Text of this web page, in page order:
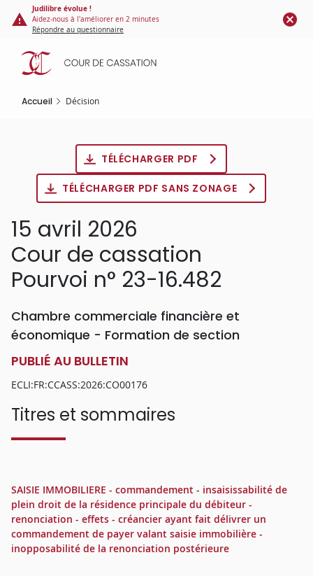
Panneau de gestion des cookies
contenu
principal
Judilibre évolue !
Aidez-nous à l'améliorer en 2 minutes
Répondre au questionnaire
Accueil Décision
TÉLÉCHARGER PDF
TÉLÉCHARGER PDF SANS ZONAGE
15 avril 2026
Cour de cassation
Pourvoi n° 23-16.482
Chambre commerciale financière et
économique - Formation de section
PUBLIÉ AU BULLETIN
ECLI:FR:CCASS:2026:CO00176
Titres et sommaires
SAISIE IMMOBILIERE - commandement - insaisissabilité de
plein droit de la résidence principale du débiteur -
renonciation - effets - créancier ayant fait délivrer un
commandement de payer valant saisie immobilière -
inopposabilité de la renonciation postérieure